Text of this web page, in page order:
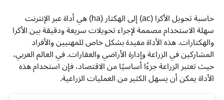
حاسبة تحويل الأكرا (ac) إلى الهكتار (ha) هي أداة عبر الإنترنت
سهلة الاستخدام مصممة لإجراء تحويلات سريعة ودقيقة بين الأكرا
والهكتارات. هذه الأداة مفيدة بشكل خاص للمهنيين والأفراد
المشاركين في الزراعة وإدارة الأراضي والعقارات. في العالم العربي،
حيث تعتبر الزراعة جزءًا أساسيًا من الاقتصاد، فإن استخدام هذه
الأداة يمكن أن يسهل الكثير من العمليات الزراعية.